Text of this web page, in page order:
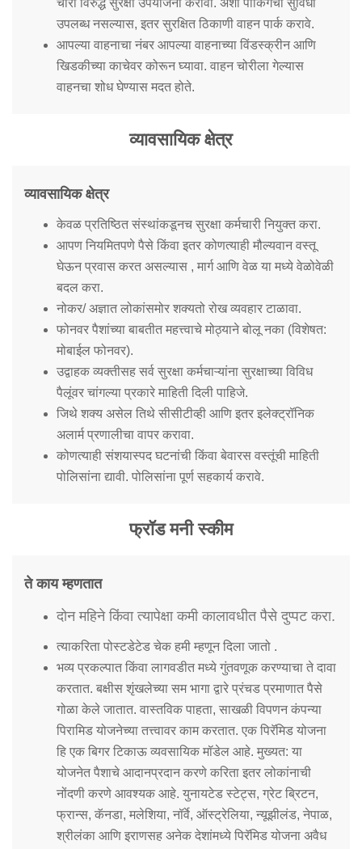
Press Release
Crime Review
Miscellaneous
Recruitment
Police Station Incharge
Divisional ACP′s
Senior Police Officers
Emergency Contacts
Feedback
चोरी विरुद्ध सुरक्षा उपयोजना करावी. अशा पार्किंगची सुविधा
उपलब्ध नसल्यास, इतर सुरक्षित ठिकाणी वाहन पार्क करावे.
आपल्या वाहनाचा नंबर आपल्या वाहनाच्या विंडस्क्रीन आणि
खिडकीच्या काचेवर कोरून घ्यावा. वाहन चोरीला गेल्यास
वाहनचा शोध घेण्यास मदत होते.
व्यावसायिक क्षेत्र
व्यावसायिक क्षेत्र
केवळ प्रतिष्ठित संस्थांकडूनच सुरक्षा कर्मचारी नियुक्त करा.
आपण नियमितपणे पैसे किंवा इतर कोणत्याही मौल्यवान वस्तू
घेऊन प्रवास करत असल्यास , मार्ग आणि वेळ या मध्ये वेळोवेळी
बदल करा.
नोकर/ अज्ञात लोकांसमोर शक्यतो रोख व्यवहार टाळावा.
फोनवर पैशांच्या बाबतीत महत्त्वाचे मोठ्याने बोलू नका (विशेषत:
मोबाईल फोनवर).
उद्वाहक व्यक्तीसह सर्व सुरक्षा कर्मचाऱ्यांना सुरक्षाच्या विविध
पैलूंवर चांगल्या प्रकारे माहिती दिली पाहिजे.
जिथे शक्य असेल तिथे सीसीटीव्ही आणि इतर इलेक्ट्रॉनिक
अलार्म प्रणालीचा वापर करावा.
कोणत्याही संशयास्पद घटनांची किंवा बेवारस वस्तूंची माहिती
पोलिसांना द्यावी. पोलिसांना पूर्ण सहकार्य करावे.
फ्रॉड मनी स्कीम
ते काय म्हणतात
दोन महिने किंवा त्यापेक्षा कमी कालावधीत पैसे दुप्पट करा.
त्याकरिता पोस्टडेटेड चेक हमी म्हणून दिला जातो .
भव्य प्रकल्पात किंवा लागवडीत मध्ये गुंतवणूक करण्याचा ते दावा
करतात. बक्षीस शृंखलेच्या सम भागा द्वारे प्रंचड प्रमाणात पैसे
गोळा केले जातात. वास्तविक पाहता, साखळी विपणन कंपन्या
पिरामिड योजनेच्या तत्त्वावर काम करतात. एक पिरॅमिड योजना
हि एक बिगर टिकाऊ व्यवसायिक मॉडेल आहे. मुख्यत: या
योजनेत पैशाचे आदानप्रदान करणे करिता इतर लोकांनाची
नोंदणी करणे आवश्यक आहे. युनायटेड स्टेट्स, ग्रेट ब्रिटन,
फ्रान्स, कॅनडा, मलेशिया, नॉर्वे, ऑस्ट्रेलिया, न्यूझीलंड, नेपाळ,
श्रीलंका आणि इराणसह अनेक देशांमध्ये पिरॅमिड योजना अवैध